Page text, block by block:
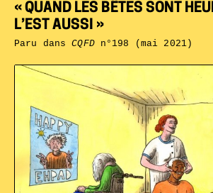
« QUAND LES BÊTES SONT
L’EST AUSSI »
Paru dansCQFDn°198 (mai 2021)